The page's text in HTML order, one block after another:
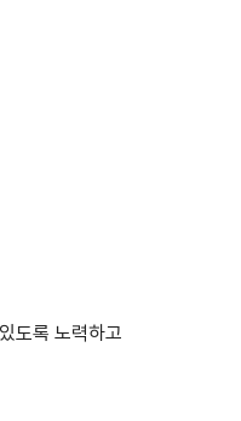
도록 노력하고